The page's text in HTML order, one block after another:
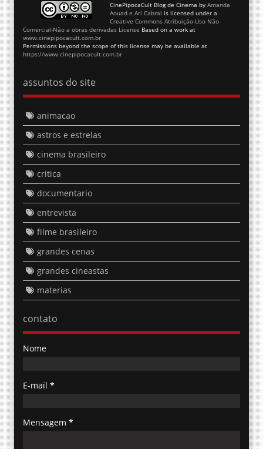
CinePipocaCult Blog de Cinema by Amanda
Aouad e Ari Cabral is licensed under a
Creative Commons Atribuição-Uso Não-
Comercial-Não a obras derivadas License Based on a work at
www.cinepipocacult.com.br
Permissions beyond the scope of this license may be available at
https://www.cinepipocacult.com.br
assuntos do site
animacao
astros e estrelas
cinema brasileiro
critica
documentario
entrevista
filme brasileiro
grandes cenas
grandes cineastas
materias
contato
Nome
E-mail *
Mensagem *